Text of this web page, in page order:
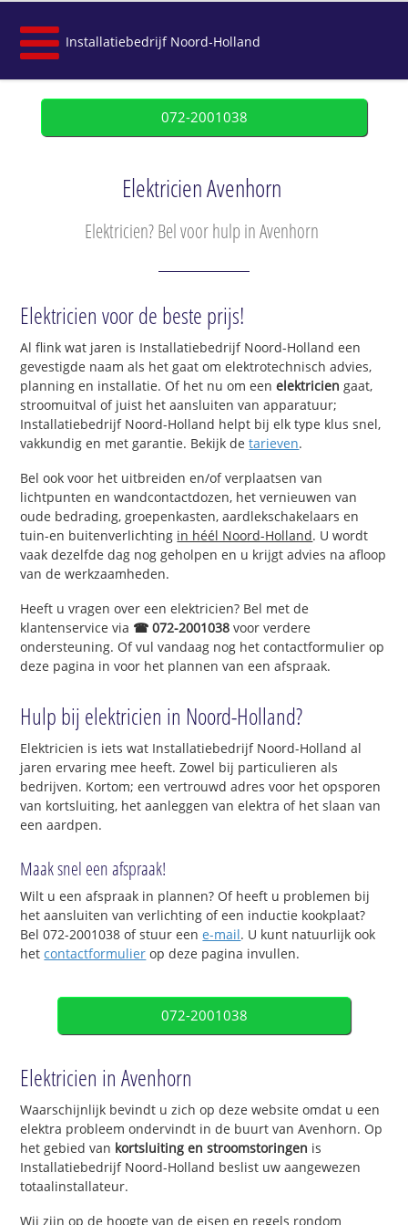
Installatiebedrijf Noord-Holland
072-2001038
Elektricien Avenhorn
Elektricien? Bel voor hulp in Avenhorn
Elektricien voor de beste prijs!
Al flink wat jaren is Installatiebedrijf Noord-Holland een
gevestigde naam als het gaat om elektrotechnisch advies,
planning en installatie. Of het nu om eenelektricien gaat,
stroomuitval of juist het aansluiten van apparatuur;
Installatiebedrijf Noord-Holland helpt bij elk type klus snel,
vakkundig en met garantie. Bekijk detarieven.
Bel ook voor het uitbreiden en/of verplaatsen van
lichtpunten en wandcontactdozen, het vernieuwen van
oude bedrading, groepenkasten, aardlekschakelaars en
tuin-en buitenverlichting in héél Noord-Holland. U wordt
vaak dezelfde dag nog geholpen en u krijgt advies na afloop
van de werkzaamheden.
Heeft u vragen over een elektricien? Bel met de
klantenservice via ☎ 072-2001038 voor verdere
ondersteuning. Of vul vandaag nog het contactformulier op
deze pagina in voor het plannen van een afspraak.
Hulp bij elektricien in Noord-Holland?
Elektricien is iets wat Installatiebedrijf Noord-Holland al
jaren ervaring mee heeft. Zowel bij particulieren als
bedrijven. Kortom; een vertrouwd adres voor het opsporen
van kortsluiting, het aanleggen van elektra of het slaan van
een aardpen.
Maak snel een afspraak!
Wilt u een afspraak in plannen? Of heeft u problemen bij
het aansluiten van verlichting of een inductie kookplaat?
Bel 072-2001038 of stuur eene-mail. U kunt natuurlijk ook
hetcontactformulier op deze pagina invullen.
072-2001038
Elektricien in Avenhorn
Waarschijnlijk bevindt u zich op deze website omdat u een
elektra probleem ondervindt in de buurt van Avenhorn. Op
het gebied van kortsluiting en stroomstoringen is
Installatiebedrijf Noord-Holland beslist uw aangewezen
totaalinstallateur.
Wij zijn op de hoogte van de eisen en regels rondom